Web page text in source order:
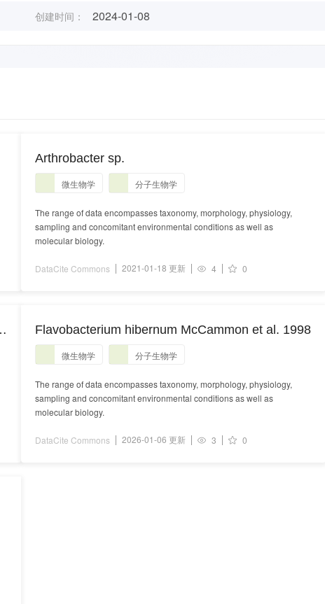
创建时间： 2024-01-08
Arthrobacter sp.
微生物学 分子生物学
The range of data encompasses taxonomy, morphology, physiology,
sampling and concomitant environmental conditions as well as
molecular biology.
DataCite Commons 2021-01-18 更新 4 0
Flavobacterium hibernum McCammon et al. 1998
微生物学 分子生物学
The range of data encompasses taxonomy, morphology, physiology,
sampling and concomitant environmental conditions as well as
molecular biology.
DataCite Commons 2026-01-06 更新 3 0